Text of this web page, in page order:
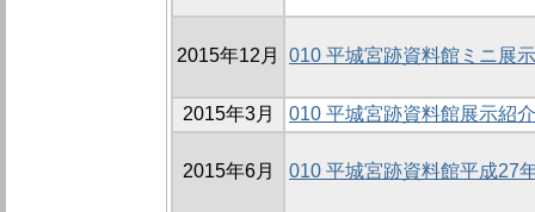
2015年12月 010 平城宮跡資料館ミニ展
2015年3月 010 平城宮跡資料館展示紹
2015年6月 010 平城宮跡資料館平成27